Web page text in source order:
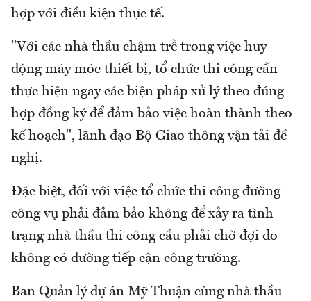
hợp với điều kiện thực tế.
"Với các nhà thầu chậm trễ trong việc huy
động máy móc thiết bị, tổ chức thi công cần
thực hiện ngay các biện pháp xử lý theo đúng
hợp đồng ký để đảm bảo việc hoàn thành theo
kế hoạch", lãnh đạo Bộ Giao thông vận tải đề
nghị.
Đặc biệt, đối với việc tổ chức thi công đường
công vụ phải đảm bảo không để xảy ra tình
trạng nhà thầu thi công cầu phải chờ đợi do
không có đường tiếp cận công trường.
Ban Quản lý dự án Mỹ Thuận cùng nhà thầu